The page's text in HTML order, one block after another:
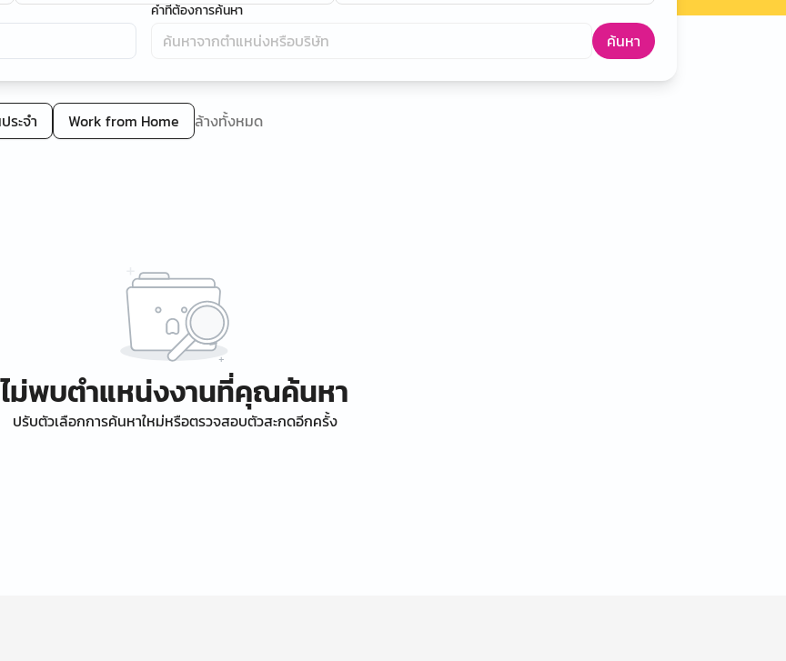
คำที่ต้องการค้นหา
ค้นหา
ระจำ Work from Home ล้างทั้งหมด
ไม่พบตำแหน่งงานที่คุณค้นหา
ปรับตัวเลือกการค้นหาใหม่หรือตรวจสอบตัวสะกดอีกครั้ง